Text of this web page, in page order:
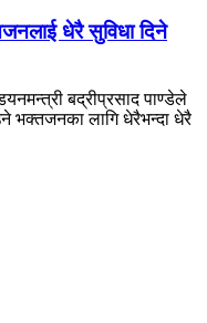
धेरै सुविधा दिने
बद्रीप्रसाद पाण्डेले
भक्तजनका लागि धेरैभन्दा धेरै